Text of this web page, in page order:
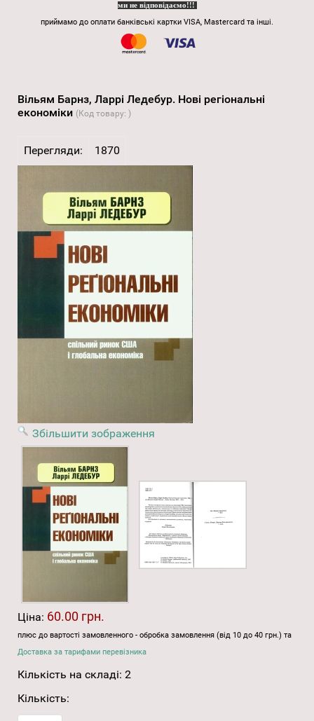
ми не відповідаємо!!!
приймамо до оплати банківські картки VISA, Mastercard та інші.
Вільям Барнз, Ларрі Ледебур. Нові регіональні
економіки (Код товару: )
Перегляди: 1870
Збільшити зображення
Ціна: 60.00 грн.
плюс до вартості замовленного - обробка замовлення (від 10 до 40 грн.) та
Доставка за тарифами перевізника
Кількість на складі: 2
Кількість: